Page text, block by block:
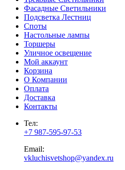
Фасадные Светильники
Подсветка Лестниц
Споты
Настольные лампы
Торшеры
Уличное освещение
Мой аккаунт
Корзина
О Компании
Оплата
Доставка
Контакты
Тел:
+7 987-595-97-53
Email:
vkluchisvetshop@yandex.ru